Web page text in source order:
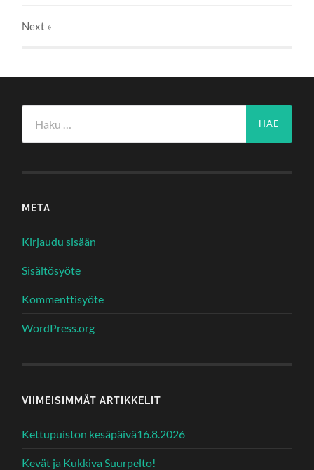
Next »
META
Kirjaudu sisään
Sisältösyöte
Kommenttisyöte
WordPress.org
VIIMEISIMMÄT ARTIKKELIT
Kettupuiston kesäpäivä16.8.2026
Kevät ja Kukkiva Suurpelto!